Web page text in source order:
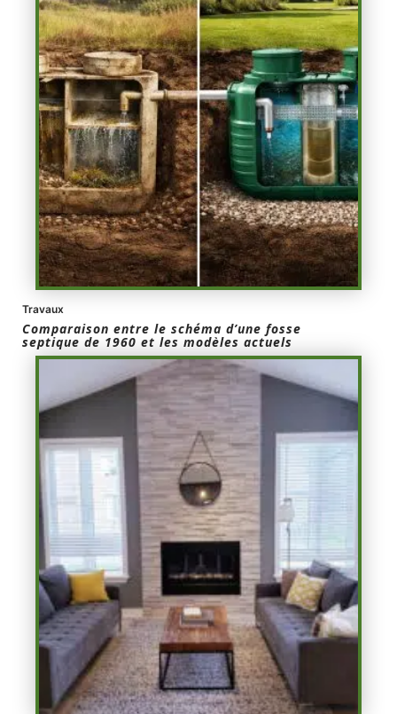
Travaux
Comparaison entre le schéma d’une fosse
septique de 1960 et les modèles actuels